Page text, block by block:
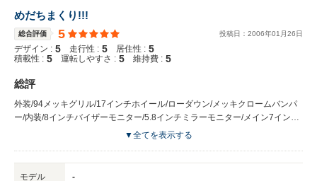
めだちまくり!!!
総合評価 5 投稿日： 2006年01 月26日
デザイン : 5 走行性 : 5 居住性 : 5
積載性 : 5 運転しやすさ : 5 維持費 : 5
総評
外装/94メッキグリル/17インチホイール/ローダウン/メッキクロームバンパ
ー/内装/8インチバイザーモニター/5.8インチミラーモニター/メイン7インチ
モニター/ダッシュボードオリジナル8インチワイドモニター埋め込み/スピ
▼全てを表示する
モデル -